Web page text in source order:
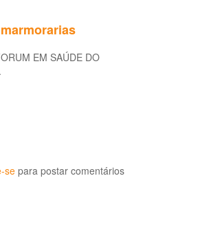
EM SAÚDE DO
separa postar comentários